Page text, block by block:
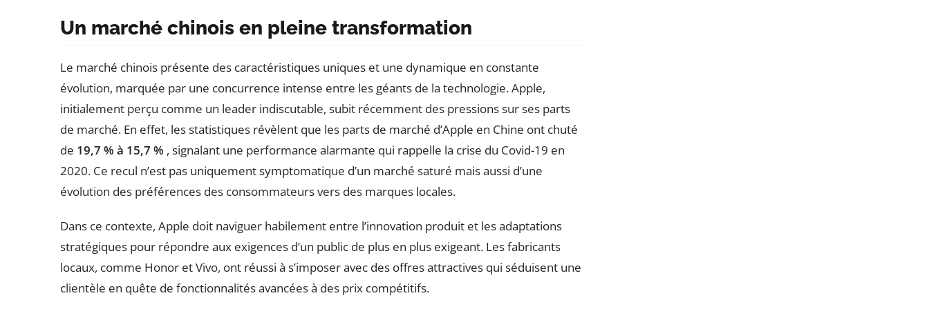
Un marché chinois en pleine transformation
Le marché chinois présente des caractéristiques uniques et une dynamique en constante
évolution, marquée par une concurrence intense entre les géants de la technologie. Apple,
initialement perçu comme un leader indiscutable, subit récemment des pressions sur ses parts
de marché. En effet, les statistiques révèlent que les parts de marché d’Apple en Chine ont chuté
de 19,7 % à 15,7 % , signalant une performance alarmante qui rappelle la crise du Covid-19 en
2020. Ce recul n’est pas uniquement symptomatique d’un marché saturé mais aussi d’une
évolution des préférences des consommateurs vers des marques locales.
Dans ce contexte, Apple doit naviguer habilement entre l’innovation produit et les adaptations
stratégiques pour répondre aux exigences d’un public de plus en plus exigeant. Les fabricants
locaux, comme Honor et Vivo, ont réussi à s’imposer avec des offres attractives qui séduisent une
clientèle en quête de fonctionnalités avancées à des prix compétitifs.